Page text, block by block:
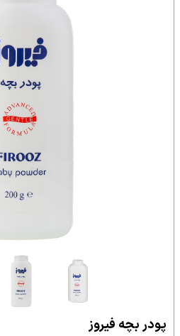
پودر بچه فیروز